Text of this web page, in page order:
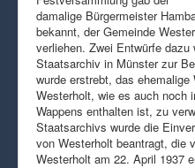
damalige Bürgermeister
bekannt, der Gemeinde
verliehen. Zwei Entwürfe
Staatsarchiv in Münster zur
wurde erstrebt, das ehemalige
Westerholt, wie es auch noch
Wappens enthalten ist, zu
Staatsarchivs wurde die
von Westerholt beantragt, die
Westerholt am 22. April 1937